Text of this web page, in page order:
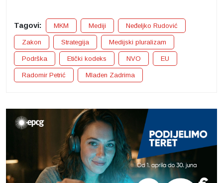
Tagovi: MKM Mediji Neđeljko Rudović
Zakon Strategija Medijski pluralizam
Podrška Etički kodeks NVO EU
Radomir Petrić Mladen Zadrima